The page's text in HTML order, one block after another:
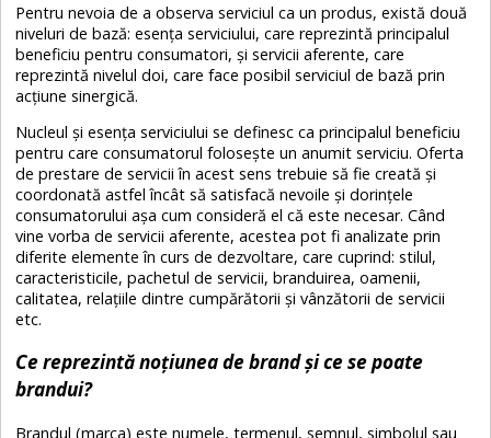
Pentru nevoia de a observa serviciul ca un produs, există două
niveluri de bază: esența serviciului, care reprezintă principalul
beneficiu pentru consumatori, și servicii aferente, care
reprezintă nivelul doi, care face posibil serviciul de bază prin
acțiune sinergică.
Nucleul și esența serviciului se definesc ca principalul beneficiu
pentru care consumatorul folosește un anumit serviciu. Oferta
de prestare de servicii în acest sens trebuie să fie creată și
coordonată astfel încât să satisfacă nevoile și dorințele
consumatorului așa cum consideră el că este necesar. Când
vine vorba de servicii aferente, acestea pot fi analizate prin
diferite elemente în curs de dezvoltare, care cuprind: stilul,
caracteristicile, pachetul de servicii, branduirea, oamenii,
calitatea, relațiile dintre cumpărătorii și vânzătorii de servicii
etc.
Ce reprezintă noțiunea de brand și ce se poate
brandui?
Brandul (marca) este numele, termenul, semnul, simbolul sau